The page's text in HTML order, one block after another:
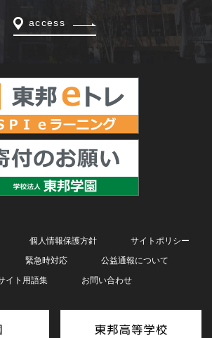
access
個人情報保護方針
サイトポリシー
緊急時対応
公益通報について
イト用語集
お問い合わせ